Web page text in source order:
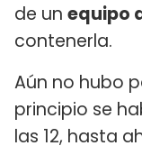
de un equipo
contenerla.
Aún no hubo
principio se
las 12, hasta